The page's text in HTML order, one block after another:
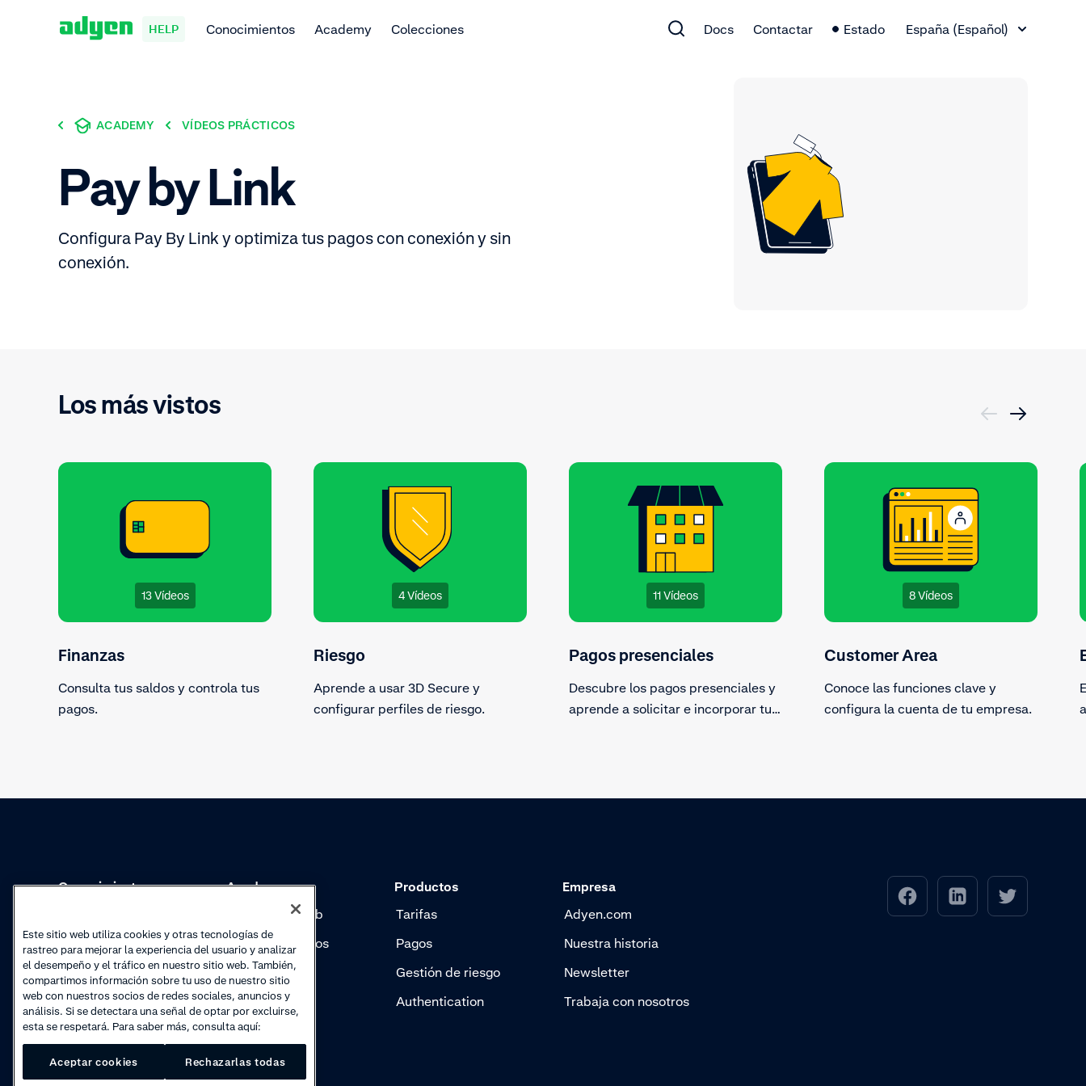
HELP Conocimientos Academy Colecciones Docs Contactar Estado
España (Español)
ACADEMY VÍDEOS PRÁCTICOS
Pay by Link
Configura Pay By Link y optimiza tus pagos con conexión y sin
conexión.
Los más vistos
13 Vídeos
Finanzas
Consulta tus saldos y controla tus
pagos.
4 Vídeos
Riesgo
Aprende a usar 3D Secure y
configurar perfiles de riesgo.
11 Vídeos
Pagos presenciales
Descubre los pagos presenciales y
aprende a solicitar e incorporar tus
8 Vídeos
Customer Area
Conoce las funciones clave y
configura la cuenta de tu empresa.
Conocimientos
Actualizaciones de
productos
Academy
Seminarios web
Vídeos prácticos
Productos
Tarifas
Pagos
Gestión de riesgo
Authentication
Empresa
Adyen.com
Nuestra historia
Newsletter
Trabaja con nosotros
Este sitio web utiliza cookies y otras tecnologías de
rastreo para mejorar la experiencia del usuario y analizar
el desempeño y el tráfico en nuestro sitio web. También,
compartimos información sobre tu uso de nuestro sitio
web con nuestros socios de redes sociales, anuncios y
análisis. Si se detectara una señal de optar por excluirse,
esta se respetará. Para saber más, consulta aquí:
Aceptar cookies Rechazarlas todas